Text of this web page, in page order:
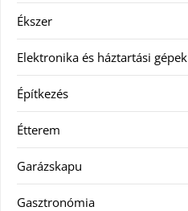
Ékszer
Elektronika és háztartási gépek
Építkezés
Étterem
Garázskapu
Gasztronómia